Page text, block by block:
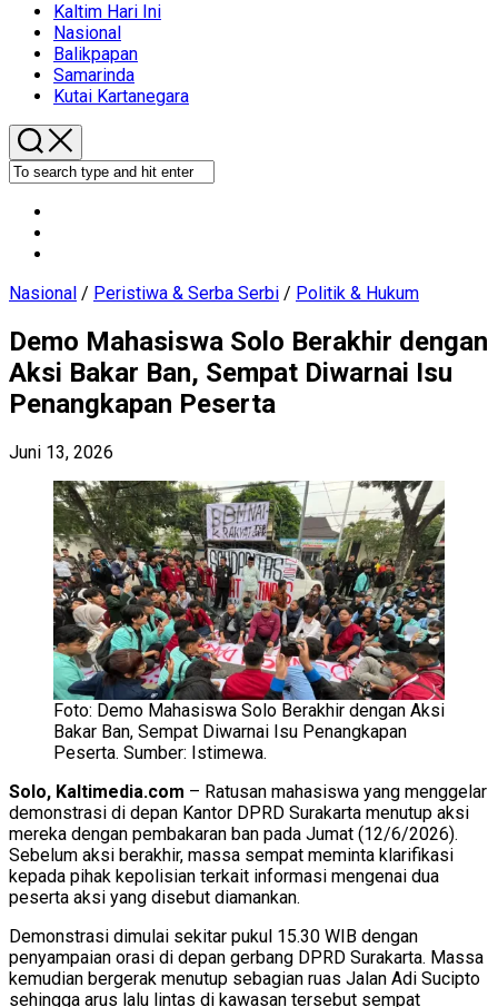
Kaltim Hari Ini
Current
Page
Parent
Nasional
Balikpapan
Samarinda
Kutai Kartanegara
Nasional / Peristiwa & Serba Serbi / Politik & Hukum
Demo Mahasiswa Solo Berakhir dengan
Aksi Bakar Ban, Sempat Diwarnai Isu
Penangkapan Peserta
Juni 13, 2026
Foto: Demo Mahasiswa Solo Berakhir dengan Aksi
Bakar Ban, Sempat Diwarnai Isu Penangkapan
Peserta. Sumber: Istimewa.
Solo, Kaltimedia.com – Ratusan mahasiswa yang menggelar
demonstrasi di depan Kantor DPRD Surakarta menutup aksi
mereka dengan pembakaran ban pada Jumat (12/6/2026).
Sebelum aksi berakhir, massa sempat meminta klarifikasi
kepada pihak kepolisian terkait informasi mengenai dua
peserta aksi yang disebut diamankan.
Demonstrasi dimulai sekitar pukul 15.30 WIB dengan
penyampaian orasi di depan gerbang DPRD Surakarta. Massa
kemudian bergerak menutup sebagian ruas Jalan Adi Sucipto
sehingga arus lalu lintas di kawasan tersebut sempat